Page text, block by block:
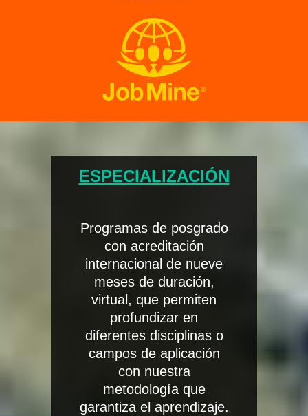
ESPECIALIZACIÓN
Programas de posgrado
con acreditación
internacional de nueve
meses de duración,
virtual, que permiten
profundizar en
diferentes disciplinas o
campos de aplicación
con nuestra
metodología que
garantiza el aprendizaje.